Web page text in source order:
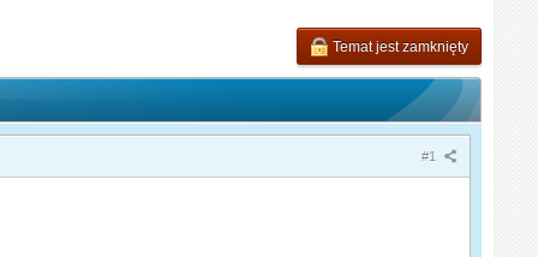
Temat jest zamknięty
#1